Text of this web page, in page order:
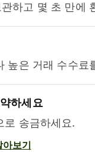
하고 몇 초 만에
높은 거래 수수료
하세요
로 송금하세요.
아보기